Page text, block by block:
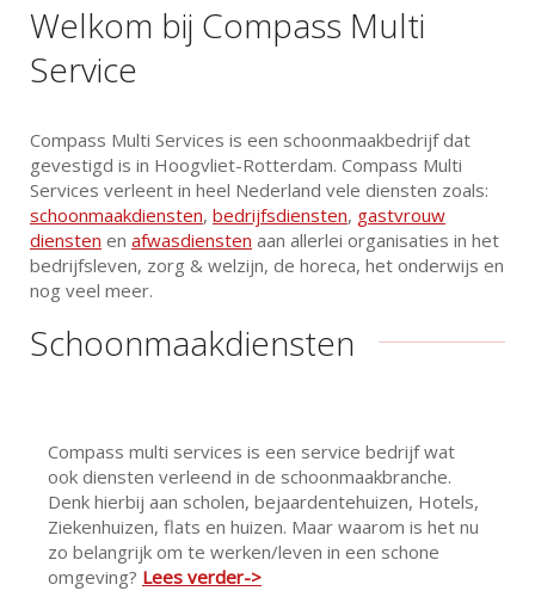
Welkom bij Compass Multi
Service
Compass Multi Services is een schoonmaakbedrijf dat
gevestigd is in Hoogvliet-Rotterdam. Compass Multi
Services verleent in heel Nederland vele diensten zoals:
schoonmaakdiensten, bedrijfsdiensten, gastvrouw
diensten en afwasdiensten aan allerlei organisaties in het
bedrijfsleven, zorg & welzijn, de horeca, het onderwijs en
nog veel meer.
Schoonmaakdiensten
Compass multi services is een service bedrijf wat
ook diensten verleend in de schoonmaakbranche.
Denk hierbij aan scholen, bejaardentehuizen, Hotels,
Ziekenhuizen, flats en huizen. Maar waarom is het nu
zo belangrijk om te werken/leven in een schone
omgeving? Lees verder->